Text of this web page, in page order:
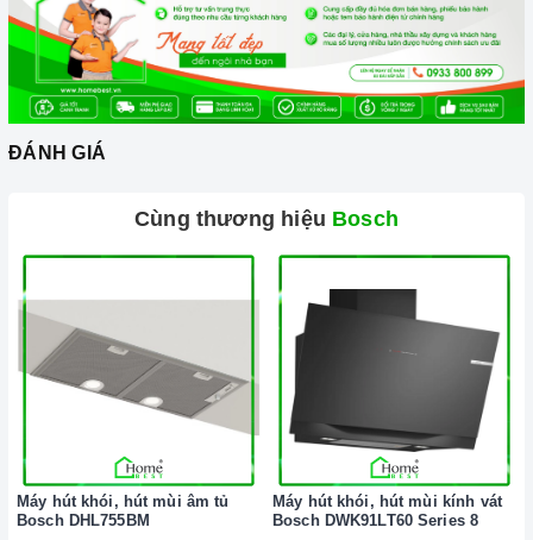
Vận chuyển lắp đặt nhanh chóng: Đội ngũ tư vấn viên,
nhân viên và kỹ thuật viên chuyên nghiệp, tận tâm sẽ đồng
hành cùng quý khách trong quá trình mua sắm và sử dụng
sản phẩm.
Đến với Home Best, chúng tôi tự hào cung cấp đến khách hàng
đa dạng các dòng máy rửa chén BOSCH
nổi tiếng, cam kết về
chất lượng và nguồn gốc sản phẩm chính hãng. Chúng tôi tự
tin mang đến cho quý khách hàng dịch vụ chăm sóc khách
hàng tận tâm và chính sách bảo hành, hậu mãi chuyên nghiệp
nhất.
ĐÁNH GIÁ
Cùng thương hiệu Bosch
Máy hút khói, hút mùi âm tủ
Bosch DHL755BM
Máy hút khói, hút mùi kính vát
Bosch DWK91LT60 Series 8